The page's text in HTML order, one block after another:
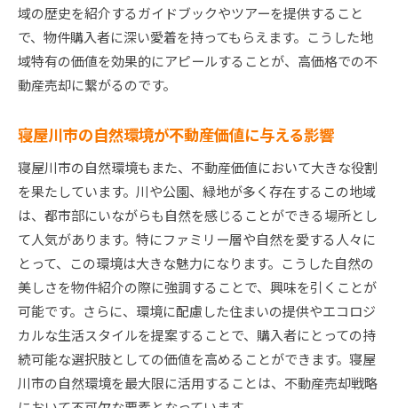
エコ住宅の需要増加に伴う売却戦略の提案
オンラインプラットフォームを使った効果的な
売却
COVID-19がもたらした市場変化とその影響
投資家向け物件としての不動産売却戦略
寝屋川市不動産売却の成功事例から学ぶ高価格を実
現する方法
成功事例に見る効果的なプレゼンテーション方
法
撮影技術を駆使した魅力的な物件紹介の重要性
プロのステージングが売却に与えるインパクト
既存顧客の口コミが生む信頼と売却促進の力
マーケティング戦略が成功につながる事例分析
寝屋川市の特性を活かした売却事例に学ぶ
域の歴史を紹介するガイドブックやツアーを提供すること
で、物件購入者に深い愛着を持ってもらえます。こうした地
域特有の価値を効果的にアピールすることが、高価格での不
動産売却に繋がるのです。
寝屋川市の自然環境が不動産価値に与える影響
寝屋川市の自然環境もまた、不動産価値において大きな役割
を果たしています。川や公園、緑地が多く存在するこの地域
は、都市部にいながらも自然を感じることができる場所とし
て人気があります。特にファミリー層や自然を愛する人々に
とって、この環境は大きな魅力になります。こうした自然の
美しさを物件紹介の際に強調することで、興味を引くことが
可能です。さらに、環境に配慮した住まいの提供やエコロジ
カルな生活スタイルを提案することで、購入者にとっての持
続可能な選択肢としての価値を高めることができます。寝屋
川市の自然環境を最大限に活用することは、不動産売却戦略